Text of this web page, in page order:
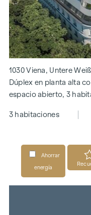
1030 Viena, Untere
Dúplex en planta alta
espacio abierto, 3
3 habitaciones
Ahorrar
energía